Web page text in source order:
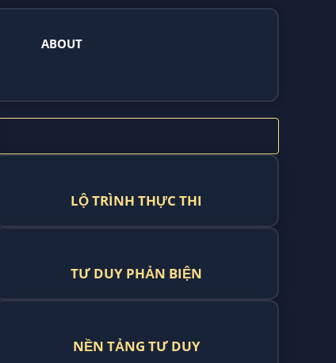
ABOUT
LỘ TRÌNH THỰC THI
TƯ DUY PHẢN BIỆN
NỀN TẢNG TƯ DUY